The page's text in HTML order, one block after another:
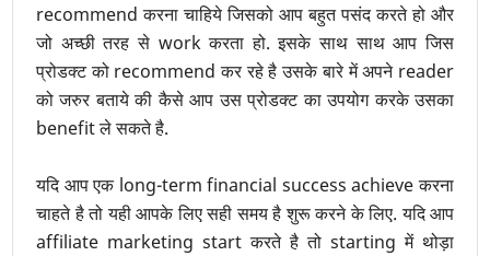
recommend करना चाहिये जिसको आप बहुत पसंद करते हो और
जो अच्छी तरह से work करता हो. इसके साथ साथ आप जिस
प्रोडक्ट को recommend कर रहे है उसके बारे में अपने reader
को जरुर बताये की कैसे आप उस प्रोडक्ट का उपयोग करके उसका
benefit ले सकते है.
यदि आप एक long-term financial success achieve करना
चाहते है तो यही आपके लिए सही समय है शुरू करने के लिए. यदि आप
affiliate marketing start करते है तो starting में थोड़ा